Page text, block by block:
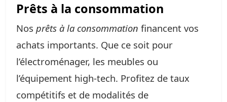
Prêts à la consommation
Nos prêts à la consommation financent vos
achats importants. Que ce soit pour
l’électroménager, les meubles ou
l’équipement high-tech. Profitez de taux
compétitifs et de modalités de